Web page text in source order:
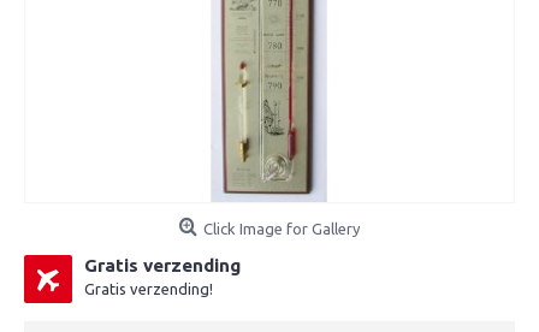
Click Image for Gallery
Gratis verzending
Gratis verzending!